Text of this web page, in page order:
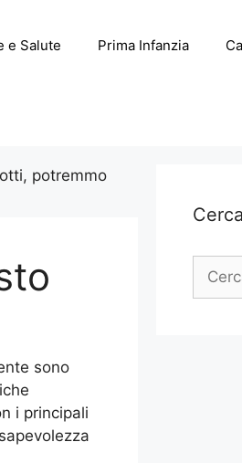
e Salute Prima Infanzia
potremmo
sono
i principali
Cerca
Ricerca